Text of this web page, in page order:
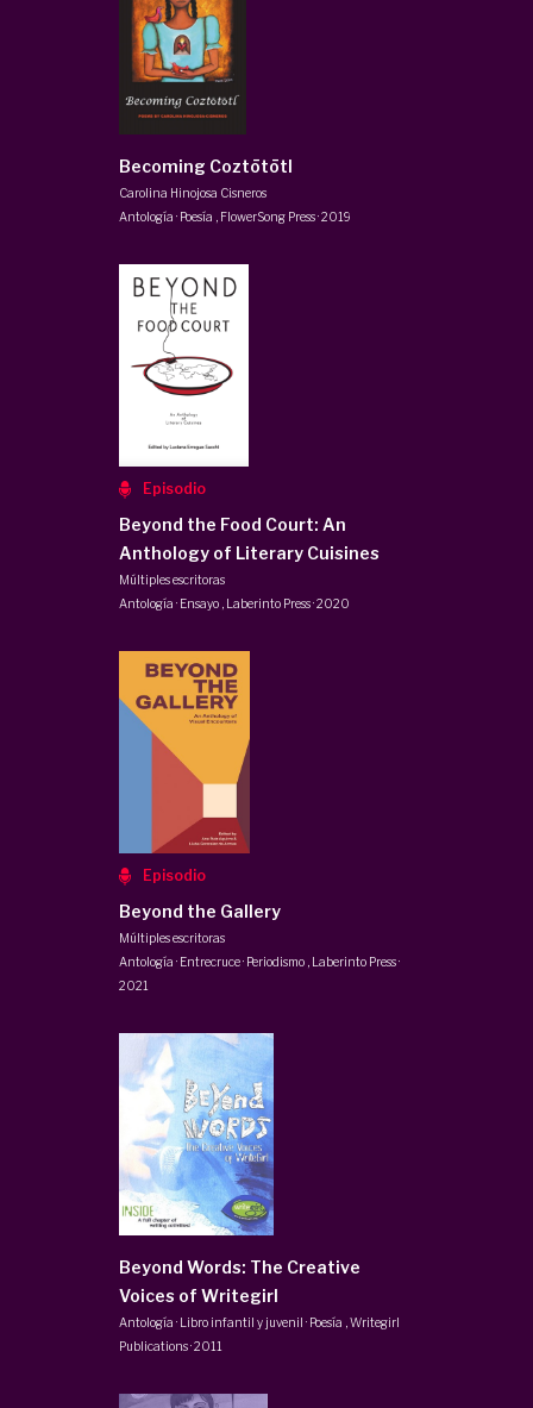
Becoming Coztōtōtl
Carolina Hinojosa Cisneros
Antología · Poesía
FlowerSong Press·2019
Episodio
Beyond the Food Court: An
Anthology of Literary Cuisines
Múltiples escritoras
Antología · Ensayo, Laberinto Press·2020
Episodio
Beyond the Gallery
Múltiples escritoras
Antología · Entrecruce · Periodismo, Laberinto Press·
2021
Beyond Words: The Creative
Voices of Writegirl
Antología · Libro infantil y juvenil · Poesía Writegirl
Publications·2011